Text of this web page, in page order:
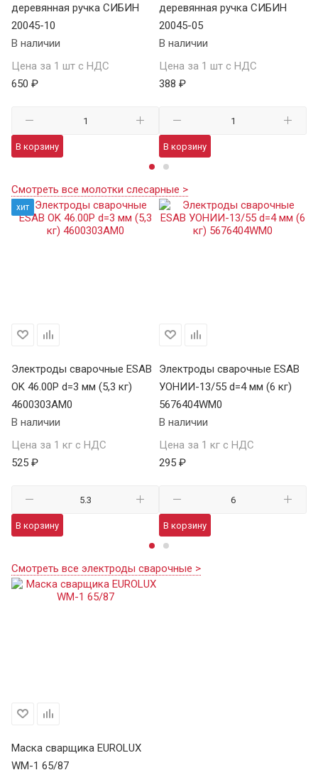
деревянная ручка СИБИН
20045-10
В наличии
Цена за 1 шт с НДС
650 ₽
В корзину
деревянная ручка СИБИН
20045-05
В наличии
Цена за 1 шт с НДС
388 ₽
В корзину
Смотреть все молотки слесарные >
хит
Электроды сварочные ESAB
OK 46.00Р d=3 мм (5,3 кг)
4600303AM0
В наличии
Цена за 1 кг с НДС
525 ₽
В корзину
Электроды сварочные ESAB
УОНИИ-13/55 d=4 мм (6 кг)
5676404WM0
В наличии
Цена за 1 кг с НДС
295 ₽
В корзину
Смотреть все электроды сварочные >
Маска сварщика EUROLUX
WM-1 65/87